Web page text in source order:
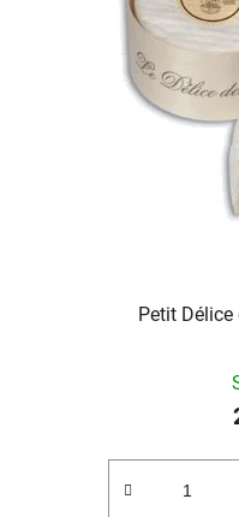
Petit Délice